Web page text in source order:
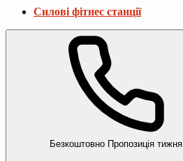
Силові фітнес станції
Безкоштовно Пропозиція тижня